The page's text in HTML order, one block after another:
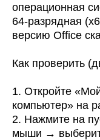
операционная
64-разрядная
версию Office
Как проверить
1. Откройте
компьютер» на
2. Нажмите на
мыши →